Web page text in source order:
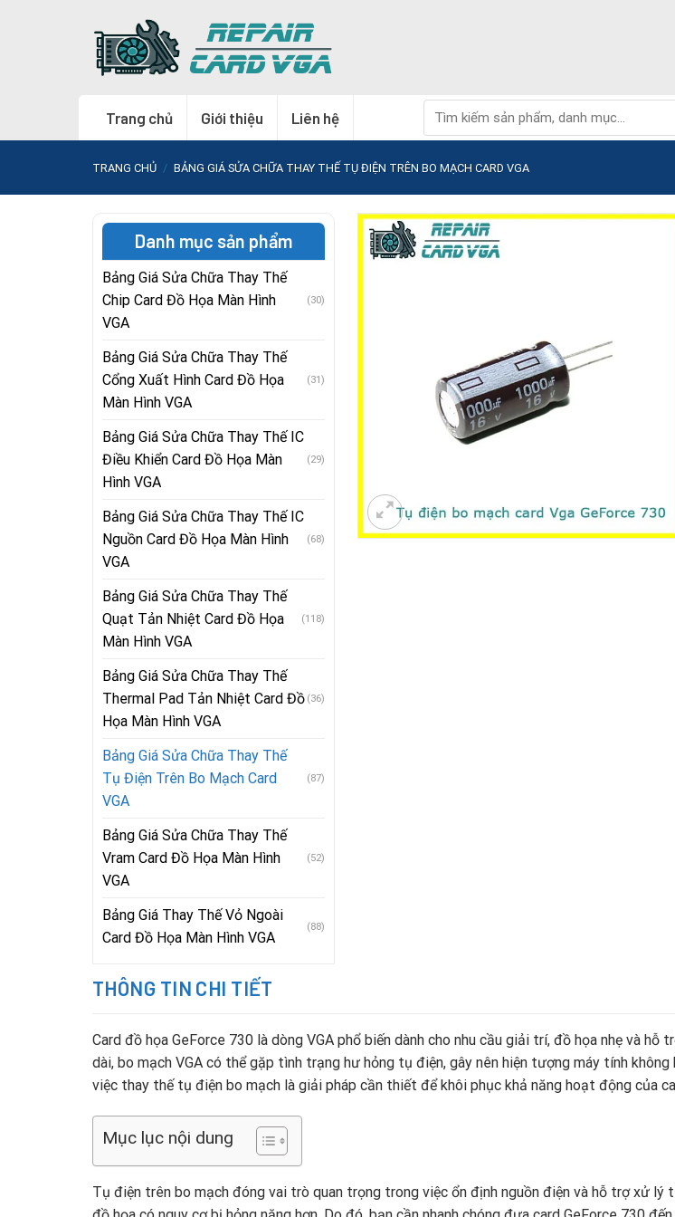
Trang chủ Giới thiệu Liên hệ
kiếm:
TRANG CHỦ / BẢNG GIÁ SỬA CHỮA THAY THẾ TỤ ĐIỆN TRÊN BO MẠCH CARD VGA
Danh mục sản phẩm
Bảng Giá Sửa Chữa Thay Thế
Chip Card Đồ Họa Màn Hình
VGA
(30)
Bảng Giá Sửa Chữa Thay Thế
Cổng Xuất Hình Card Đồ Họa
Màn Hình VGA
(31)
Bảng Giá Sửa Chữa Thay Thế IC
Điều Khiển Card Đồ Họa Màn
Hình VGA
(29)
Bảng Giá Sửa Chữa Thay Thế IC
Nguồn Card Đồ Họa Màn Hình
VGA
(68)
Bảng Giá Sửa Chữa Thay Thế
Quạt Tản Nhiệt Card Đồ Họa
Màn Hình VGA
(118)
Bảng Giá Sửa Chữa Thay Thế
Thermal Pad Tản Nhiệt Card Đồ
Họa Màn Hình VGA
(36)
Bảng Giá Sửa Chữa Thay Thế
Tụ Điện Trên Bo Mạch Card
VGA
(87)
Bảng Giá Sửa Chữa Thay Thế
Vram Card Đồ Họa Màn Hình
VGA
(52)
Bảng Giá Thay Thế Vỏ Ngoài
Card Đồ Họa Màn Hình VGA
(88)
THÔNG TIN CHI TIẾT
Card đồ họa GeForce 730 là dòng VGA phổ biến dành cho nhu cầu giải trí, đồ họa nhẹ và
dài, bo mạch VGA có thể gặp tình trạng hư hỏng tụ điện, gây nên hiện tượng máy tính
việc thay thế tụ điện bo mạch là giải pháp cần thiết để khôi phục khả năng hoạt động của
Mục lục nội dung
Tụ điện trên bo mạch đóng vai trò quan trọng trong việc ổn định nguồn điện và hỗ trợ xử lý